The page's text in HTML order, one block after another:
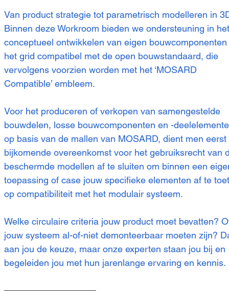
Van product strategie tot parametrisch modelleren in
Binnen deze Workroom bieden we ondersteuning in het
conceptueel ontwikkelen van eigen bouwcomponenten
het grid compatibel met de open bouwstandaard, die
vervolgens voorzien worden met het ‘MOSARD
Compatible’ embleem.
Voor het produceren of verkopen van samengestelde
bouwdelen, losse bouwcomponenten en -
op basis van de mallen van MOSARD, dient men eerst
bijkomende overeenkomst voor het gebruiksrecht van
beschermde modellen af te sluiten om binnen een
toepassing of case jouw specifieke elementen af te
op compatibiliteit met het modulair systeem.
Welke circulaire criteria jouw product moet bevatten?
jouw systeem al-of-niet demonteerbaar moeten zijn?
aan jou de keuze, maar onze experten staan jou bij en
begeleiden jou met hun jarenlange ervaring en kennis.